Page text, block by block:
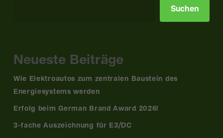
Suchen
Neueste Beiträge
Wie Elektroautos zum zentralen Baustein des
Energiesystems werden
Erfolg beim German Brand Award 2026!
3-fache Auszeichnung für E3/DC